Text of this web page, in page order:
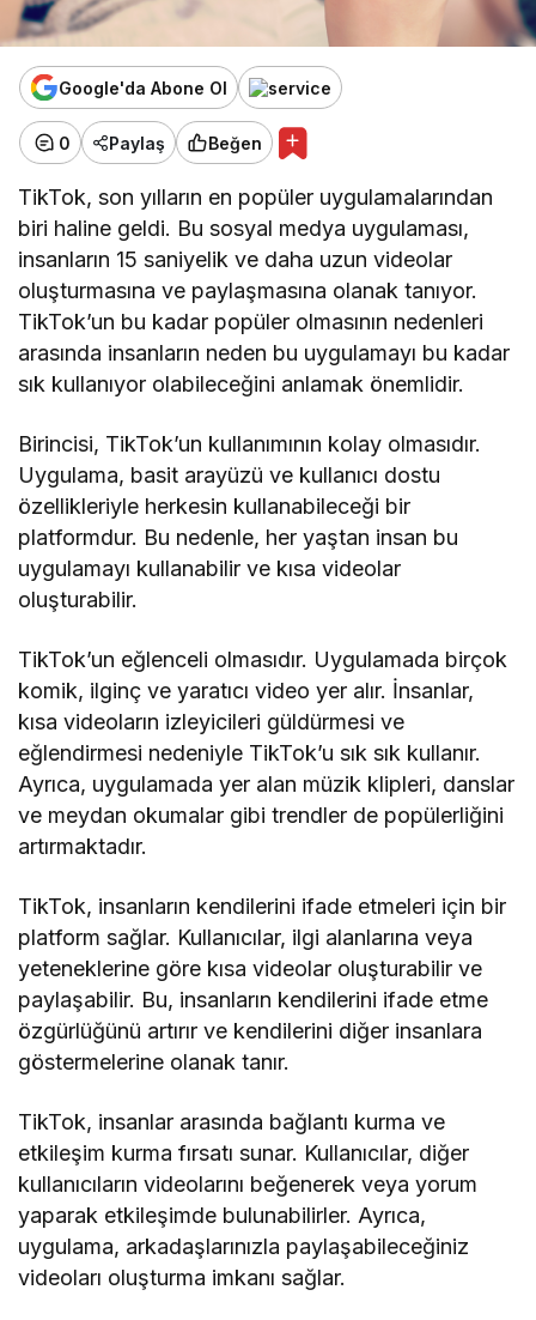
Google'da Abone Ol
0 Paylaş Beğen
TikTok, son yılların en popüler uygulamalarından
biri haline geldi. Bu sosyal medya uygulaması,
insanların 15 saniyelik ve daha uzun videolar
oluşturmasına ve paylaşmasına olanak tanıyor.
TikTok’un bu kadar popüler olmasının nedenleri
arasında insanların neden bu uygulamayı bu kadar
sık kullanıyor olabileceğini anlamak önemlidir.
Birincisi, TikTok’un kullanımının kolay olmasıdır.
Uygulama, basit arayüzü ve kullanıcı dostu
özellikleriyle herkesin kullanabileceği bir
platformdur. Bu nedenle, her yaştan insan bu
uygulamayı kullanabilir ve kısa videolar
oluşturabilir.
TikTok’un eğlenceli olmasıdır. Uygulamada birçok
komik, ilginç ve yaratıcı video yer alır. İnsanlar,
kısa videoların izleyicileri güldürmesi ve
eğlendirmesi nedeniyle TikTok’u sık sık kullanır.
Ayrıca, uygulamada yer alan müzik klipleri, danslar
ve meydan okumalar gibi trendler de popülerliğini
artırmaktadır.
TikTok, insanların kendilerini ifade etmeleri için bir
platform sağlar. Kullanıcılar, ilgi alanlarına veya
yeteneklerine göre kısa videolar oluşturabilir ve
paylaşabilir. Bu, insanların kendilerini ifade etme
özgürlüğünü artırır ve kendilerini diğer insanlara
göstermelerine olanak tanır.
TikTok, insanlar arasında bağlantı kurma ve
etkileşim kurma fırsatı sunar. Kullanıcılar, diğer
kullanıcıların videolarını beğenerek veya yorum
yaparak etkileşimde bulunabilirler. Ayrıca,
uygulama, arkadaşlarınızla paylaşabileceğiniz
videoları oluşturma imkanı sağlar.